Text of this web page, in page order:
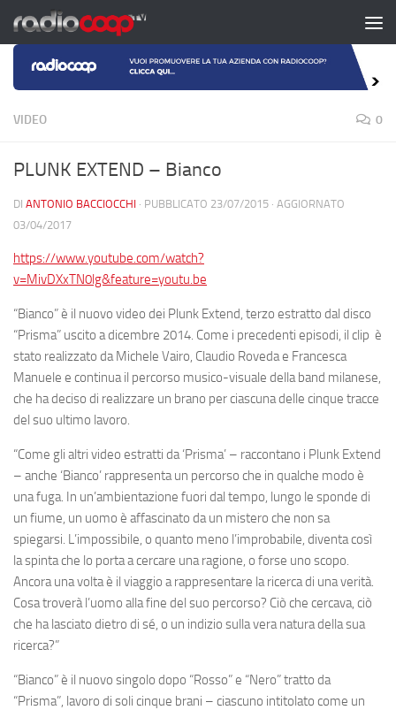
Salta al contenuto
VIDEO 0
PLUNK EXTEND – Bianco
DI ANTONIO BACCIOCCHI · PUBBLICATO 23/07/2015 · AGGIORNATO
03/04/2017
https://www.youtube.com/watch?
v=MivDXxTN0lg&feature=youtu.be
“Bianco” è il nuovo video dei Plunk Extend, terzo estratto dal disco
“Prisma” uscito a dicembre 2014. Come i precedenti episodi, il clip è
stato realizzato daMichele Vairo, Claudio Rovedae Francesca
Manuele e continua il percorso musico-visuale della band milanese,
che ha deciso di realizzare un brano per ciascuna delle cinque tracce
del suo ultimo lavoro.
“Come gli altri video estratti da ‘Prisma’ – raccontano i Plunk Extend
– anche ‘Bianco’ rappresenta un percorso che in qualche modo è
una fuga. In un’ambientazione fuori dal tempo, lungo le sponde di
un fiume, un uomo è affascinato da un mistero che non sa
spiegarsi. L’impossibile, o quanto meno l’improbabile, diventa così
la spinta che lo porta a cercare una ragione, o forse uno scopo.
Ancora una volta è il viaggio a rappresentare la ricerca di una verità.
Cosa troverà l’uomo alla fine del suo percorso? Ciò che cercava, ciò
che ha lasciato dietro di sé, o un indizio sulla vera natura della sua
ricerca?”
“Bianco” è il nuovo singolo dopo “Rosso” e “Nero” tratto da
“Prisma”, lavoro di soli cinque brani – ciascuno intitolato come un